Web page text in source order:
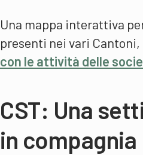
Una mappa interattiva
presenti nei vari Cantoni,
con le attività delle
CST: Una
in compagnia